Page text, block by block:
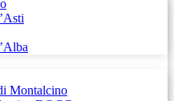
Montalcino